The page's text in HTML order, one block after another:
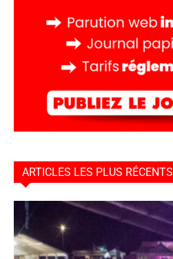
ARTICLES LES PLUS RÉCENTS